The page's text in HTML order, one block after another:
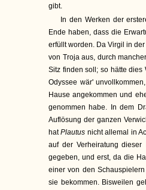
gibt.
In den Werken der
Ende haben, dass die
erfüllt worden. Da Virgil in
von Troja aus, durch
Sitz finden soll; so hätte dies
Odyssee wär'
Hause angekommen und
genommen habe. In dem
Auflösung der ganzen
hatPlautus nicht allemal in
auf der Verheiratung
gegeben, und erst, da die
einer von den
sie bekommen. Bisweilen